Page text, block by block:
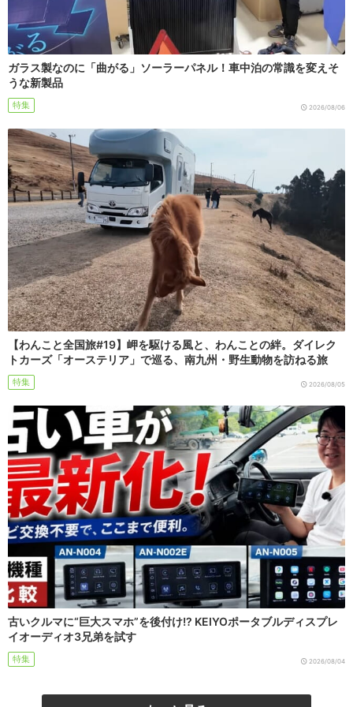
ガラス製なのに「曲がる」ソーラーパネル！車中泊の常識を変えそ
うな新製品
特集 2026/08/06
【わんこと全国旅#19】岬を駆ける風と、わんことの絆。ダイレク
トカーズ「オーステリア」で巡る、南九州・野生動物を訪ねる旅
特集 2026/08/05
古いクルマに“巨大スマホ”を後付け!? KEIYOポータブルディスプレ
イオーディオ3兄弟を試す
特集 2026/08/04